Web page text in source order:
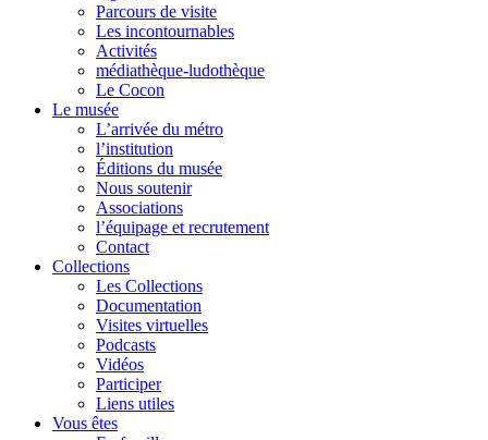
Parcours de visite
Les incontournables
Activités
médiathèque-ludothèque
Le Cocon
Le musée
L’arrivée du métro
l’institution
Éditions du musée
Nous soutenir
Associations
l’équipage et recrutement
Contact
Collections
Les Collections
Documentation
Visites virtuelles
Podcasts
Vidéos
Participer
Liens utiles
Vous êtes